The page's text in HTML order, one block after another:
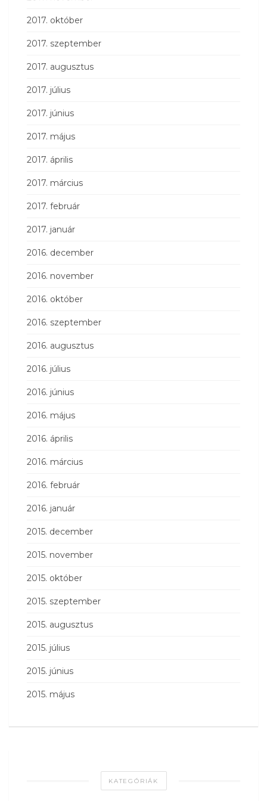
2017. október
2017. szeptember
2017. augusztus
2017. július
2017. június
2017. május
2017. április
2017. március
2017. február
2017. január
2016. december
2016. november
2016. október
2016. szeptember
2016. augusztus
2016. július
2016. június
2016. május
2016. április
2016. március
2016. február
2016. január
2015. december
2015. november
2015. október
2015. szeptember
2015. augusztus
2015. július
2015. június
2015. május
KATEGÓRIÁK